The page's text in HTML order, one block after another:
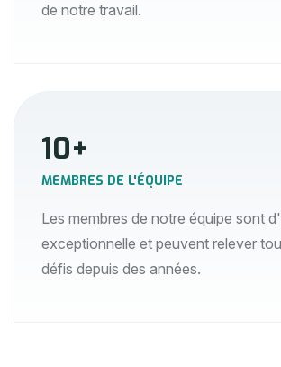
de notre travail.
10+
MEMBRES DE L'ÉQUIPE
Les membres de notre équipe sont
exceptionnelle et peuvent relever
défis depuis des années.